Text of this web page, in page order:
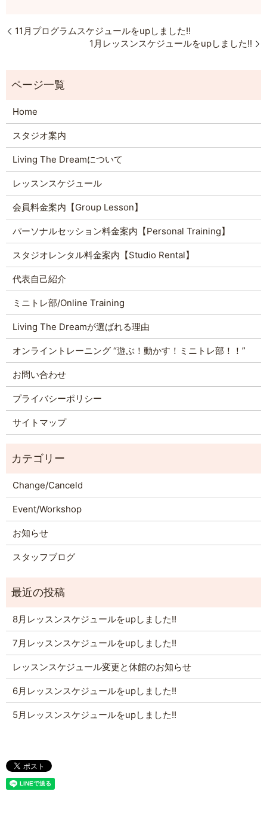
11月プログラムスケジュールをupしました!!
1月レッスンスケジュールをupしました!!
Home
スタジオ案内
Living The Dreamについて
レッスンスケジュール
会員料金案内【Group Lesson】
パーソナルセッション料金案内【Personal Training】
スタジオレンタル料金案内【Studio Rental】
代表自己紹介
ミニトレ部/Online Training
Living The Dreamが選ばれる理由
オンライントレーニング “遊ぶ！動かす！ミニトレ部！！”
お問い合わせ
プライバシーポリシー
サイトマップ
Change/Canceld
Event/Workshop
お知らせ
スタッフブログ
8月レッスンスケジュールをupしました!!
7月レッスンスケジュールをupしました!!
レッスンスケジュール変更と休館のお知らせ
6月レッスンスケジュールをupしました!!
5月レッスンスケジュールをupしました!!